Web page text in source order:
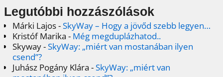
Legutóbbi hozzászólások
Márki Lajos-SkyWay – Hogy a jövőd szebb legyen…
Kristóf Marika - Még megduplázhatod..
Skyway-SkyWay: „miért van mostanában ilyen
csend”?
Juhász Pogány Klára -SkyWay: „miért van